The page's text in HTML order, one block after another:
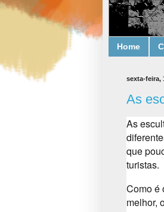
Home
sexta-feira,
As
As
que
turistas.
Como é
melhor,